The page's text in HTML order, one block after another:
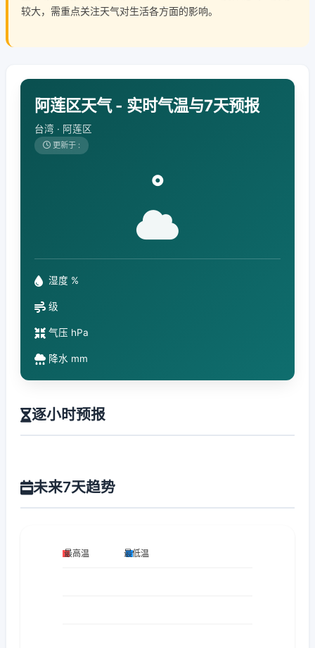
较大，需重点关注天气对生活各方面的影响。
阿莲区天气 - 实时气温与7天预报
台湾 · 阿莲区
更新于 :
°
湿度 %
级
气压 hPa
降水 mm
逐小时预报
未来7天趋势